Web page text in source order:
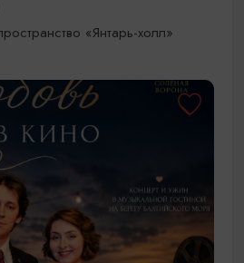
«Янтарь-холл»